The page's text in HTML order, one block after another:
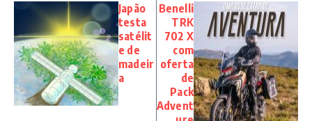
Japão
testa
satélit
e de
madeir
a
Benelli
TRK
702 X
com
oferta
de
Pack
Advent